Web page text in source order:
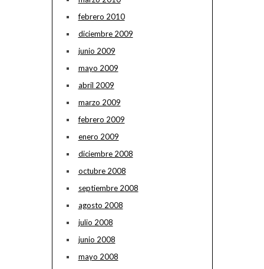
febrero 2010
diciembre 2009
junio 2009
mayo 2009
abril 2009
marzo 2009
febrero 2009
enero 2009
diciembre 2008
octubre 2008
septiembre 2008
agosto 2008
julio 2008
junio 2008
mayo 2008